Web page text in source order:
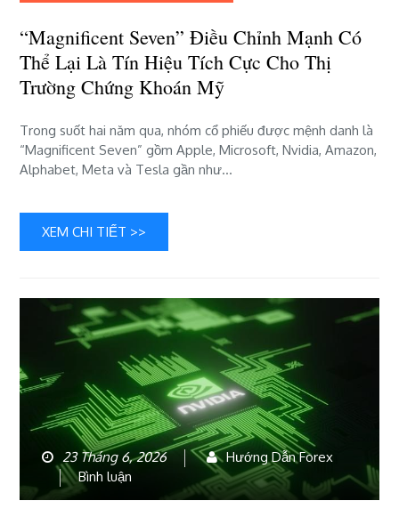
thể
lại
là
tín
tích
cực
cho
trường
chứng
khoán
“Magnificent Seven” Điều Chỉnh Mạnh Có
Thể Lại Là Tín Hiệu Tích Cực Cho Thị
Trường Chứng Khoán Mỹ
Trong suốt hai năm qua, nhóm cổ phiếu được mệnh danh là
“Magnificent Seven” gồm Apple, Microsoft, Nvidia, Amazon,
Alphabet, Meta và Tesla gần như…
XEM CHI TIẾT >>
23 Tháng 6, 2026
Hướng Dẫn Forex
Bình luận